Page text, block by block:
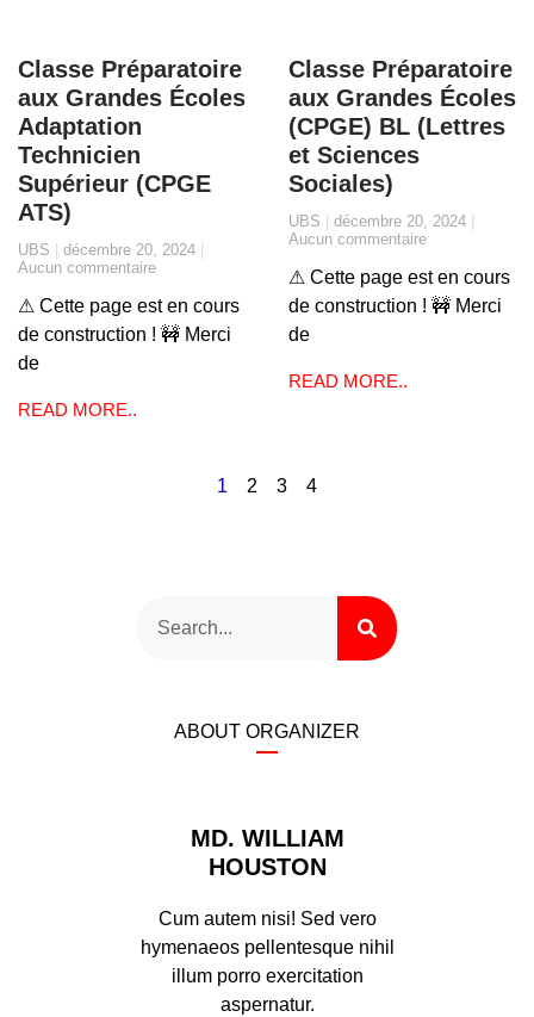
Classe Préparatoire
aux Grandes Écoles
Adaptation
Technicien
Supérieur (CPGE
ATS)
UBS
décembre 20, 2024
Aucun commentaire
⚠ Cette page est en cours
de construction ! 🚧 Merci
de
READ MORE..
Classe Préparatoire
aux Grandes Écoles
(CPGE) BL (Lettres
et Sciences
Sociales)
UBS
décembre 20, 2024
Aucun commentaire
⚠ Cette page est en cours
de construction ! 🚧 Merci
de
READ MORE..
1 2 3 4
ABOUT ORGANIZER
MD. WILLIAM
HOUSTON
Cum autem nisi! Sed vero
hymenaeos pellentesque nihil
illum porro exercitation
aspernatur.